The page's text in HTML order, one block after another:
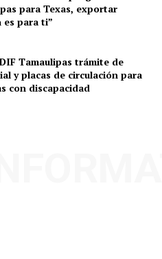
para Texas, exportar
es para ti”
Tamaulipas trámite de
y placas de circulación para
con discapacidad